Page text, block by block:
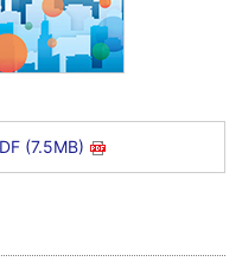
(7.5MB)